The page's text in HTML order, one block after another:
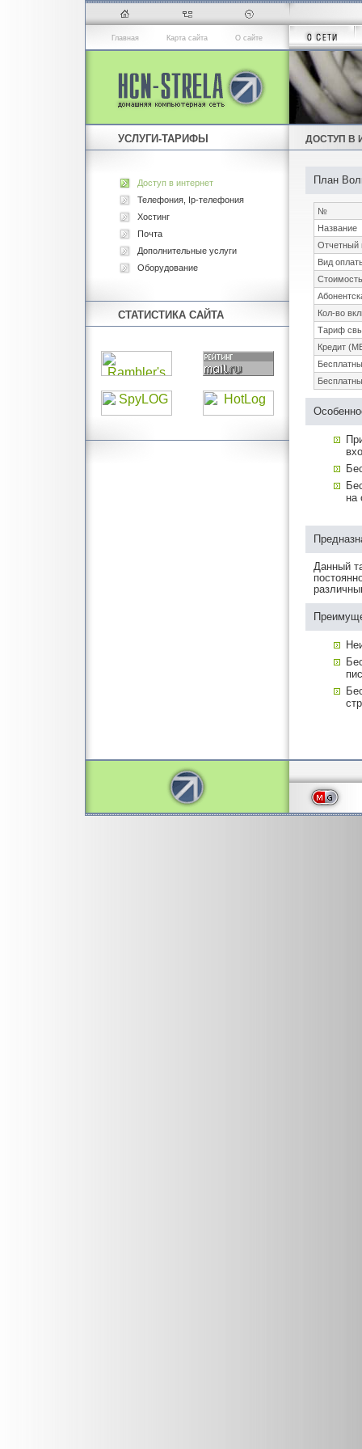
Главная Карта сайта О сайте
УСЛУГИ-ТАРИФЫ ДОСТУП В
Доступ в интернет
Телефония, Ip-телефония
Хостинг
Почта
Дополнительные услуги
Оборудование
СТАТИСТИКА САЙТА
План
№
Название
Отчетный
Вид
Кол-во
Тариф
Кредит
на
Данный